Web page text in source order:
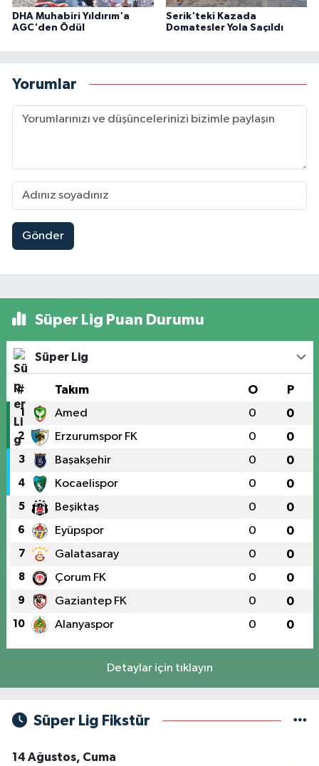
DHA Muhabiri Yıldırım'a
AGC'den Ödül
Serik'teki Kazada
Domatesler Yola Saçıldı
Yorumlar
Gönder
Süper Lig Puan Durumu
Süper Lig
# Takım O P
1 Amed 0 0
2 Erzurumspor FK 0 0
3 Başakşehir 0 0
4 Kocaelispor 0 0
5 Beşiktaş 0 0
6 Eyüpspor 0 0
7 Galatasaray 0 0
8 Çorum FK 0 0
9 Gaziantep FK 0 0
10 Alanyaspor 0 0
Detaylar için tıklayın
Süper Lig Fikstür
14 Ağustos, Cuma